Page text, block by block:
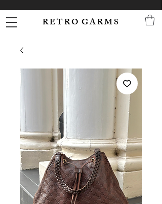
R E T R O G A R M S